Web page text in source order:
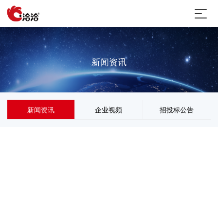
新闻资讯
新闻资讯 企业视频 招投标公告